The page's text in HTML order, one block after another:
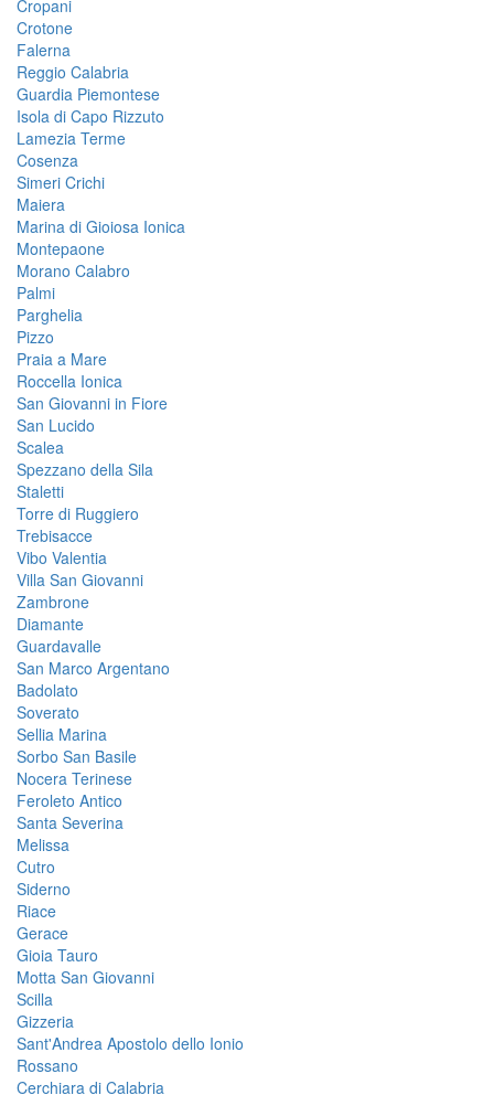
Cropani
Crotone
Falerna
Reggio Calabria
Guardia Piemontese
Isola di Capo Rizzuto
Lamezia Terme
Cosenza
Simeri Crichi
Maiera
Marina di Gioiosa Ionica
Montepaone
Morano Calabro
Palmi
Parghelia
Pizzo
Praia a Mare
Roccella Ionica
San Giovanni in Fiore
San Lucido
Scalea
Spezzano della Sila
Staletti
Torre di Ruggiero
Trebisacce
Vibo Valentia
Villa San Giovanni
Zambrone
Diamante
Guardavalle
San Marco Argentano
Badolato
Soverato
Sellia Marina
Sorbo San Basile
Nocera Terinese
Feroleto Antico
Santa Severina
Melissa
Cutro
Siderno
Riace
Gerace
Gioia Tauro
Motta San Giovanni
Scilla
Gizzeria
Sant'Andrea Apostolo dello Ionio
Rossano
Cerchiara di Calabria